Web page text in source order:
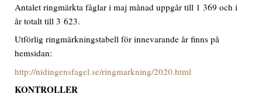
Antalet ringmärkta fåglar i maj månad uppgår till 1 369 och i
år totalt till 3 623.
Utförlig ringmärkningstabell för innevarande år finns på
hemsidan:
http://nidingensfagel.se/ringmarkning/2020.html
KONTROLLER